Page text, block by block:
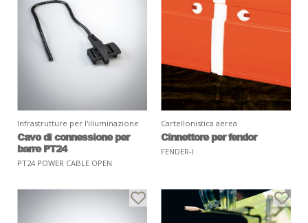
Infrastrutture per l'illuminazione
Cavo di connessione per
barre PT24
PT24 POWER CABLE OPEN
Cartellonistica aerea
Cinnettore per fendor
FENDER-I